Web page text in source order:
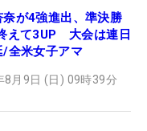
奈が4強進出、準決勝
えて3UP 大会は連日
/全米女子アマ
8月9日 (日) 09時39分